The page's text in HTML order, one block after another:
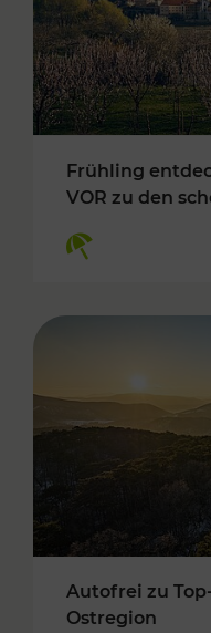
Frühling
VOR zu den
Autofrei zu
Ostregion